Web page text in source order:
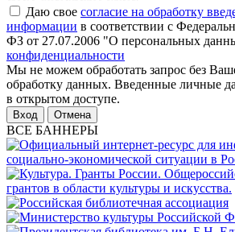
Даю свое согласие на обработку
информации в соответствии с
ФЗ от 27.07.2006 "О персональных
конфиденциальности
Мы не можем обработать запрос без
обработку данных. Введенные личные
в открытом доступе.
Отмена
ВСЕ БАННЕРЫ